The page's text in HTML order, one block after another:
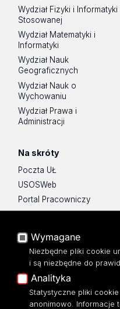
Wydział Fizyki i Informatyki
Stosowanej
Wydział Matematyki i
Informatyki
Wydział Nauk
Geograficznych
Wydział Nauk o
Wychowaniu
Wydział Prawa i
Administracji
Na skróty
Poczta UŁ
USOSWeb
Portal Pracowniczy
Baza Aktów Własnych
Moodle
Eksperci UŁ
Polityka Prywatności
Dostępność
Wymagane
Niezbędne pliki cookie
i są niezbędne do
Analityka
Statystyczne pliki
anonimowo. Informacje